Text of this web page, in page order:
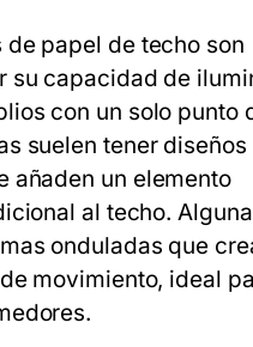
de papel de techo son
su capacidad de
con un solo punto
suelen tener diseños
añaden un elemento
al techo.
onduladas que
movimiento, ideal